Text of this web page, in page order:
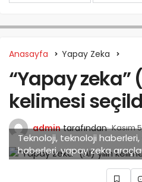
Anasayfa Yapay Zeka
“Yapay zeka”
kelimesi
admin tarafından Kasım
Teknoloji, teknoloji
haberleri, yapay zeka